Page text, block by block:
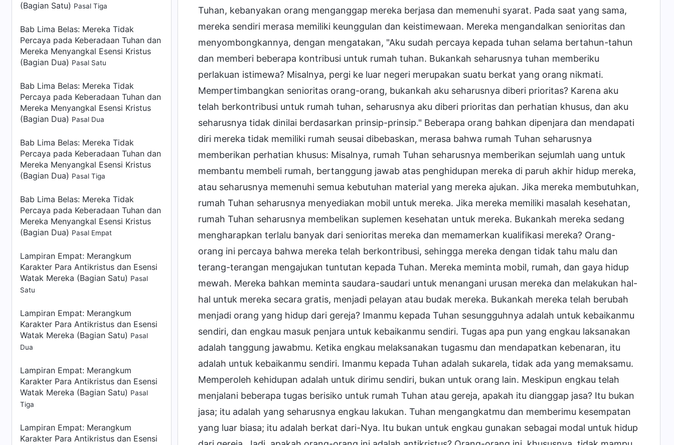
(Bagian Satu) Pasal Tiga
Bab Lima Belas: Mereka Tidak
Percaya pada Keberadaan Tuhan dan
Mereka Menyangkal Esensi Kristus
(Bagian Dua) Pasal Satu
Bab Lima Belas: Mereka Tidak
Percaya pada Keberadaan Tuhan dan
Mereka Menyangkal Esensi Kristus
(Bagian Dua) Pasal Dua
Bab Lima Belas: Mereka Tidak
Percaya pada Keberadaan Tuhan dan
Mereka Menyangkal Esensi Kristus
(Bagian Dua) Pasal Tiga
Bab Lima Belas: Mereka Tidak
Percaya pada Keberadaan Tuhan dan
Mereka Menyangkal Esensi Kristus
(Bagian Dua) Pasal Empat
Lampiran Empat: Merangkum
Karakter Para Antikristus dan Esensi
Watak Mereka (Bagian Satu) Pasal
Satu
Lampiran Empat: Merangkum
Karakter Para Antikristus dan Esensi
Watak Mereka (Bagian Satu) Pasal
Dua
Lampiran Empat: Merangkum
Karakter Para Antikristus dan Esensi
Watak Mereka (Bagian Satu) Pasal
Tiga
Lampiran Empat: Merangkum
Karakter Para Antikristus dan Esensi
Tuhan, kebanyakan orang menganggap mereka berjasa dan memenuhi syarat. Pada saat yang sama,
mereka sendiri merasa memiliki keunggulan dan keistimewaan. Mereka mengandalkan senioritas dan
menyombongkannya, dengan mengatakan, "Aku sudah percaya kepada tuhan selama bertahun-tahun
dan memberi beberapa kontribusi untuk rumah tuhan. Bukankah seharusnya tuhan memberiku
perlakuan istimewa? Misalnya, pergi ke luar negeri merupakan suatu berkat yang orang nikmati.
Mempertimbangkan senioritas orang-orang, bukankah aku seharusnya diberi prioritas? Karena aku
telah berkontribusi untuk rumah tuhan, seharusnya aku diberi prioritas dan perhatian khusus, dan aku
seharusnya tidak dinilai berdasarkan prinsip-prinsip." Beberapa orang bahkan dipenjara dan mendapati
diri mereka tidak memiliki rumah seusai dibebaskan, merasa bahwa rumah Tuhan seharusnya
memberikan perhatian khusus: Misalnya, rumah Tuhan seharusnya memberikan sejumlah uang untuk
membantu membeli rumah, bertanggung jawab atas penghidupan mereka di paruh akhir hidup mereka,
atau seharusnya memenuhi semua kebutuhan material yang mereka ajukan. Jika mereka membutuhkan,
rumah Tuhan seharusnya menyediakan mobil untuk mereka. Jika mereka memiliki masalah kesehatan,
rumah Tuhan seharusnya membelikan suplemen kesehatan untuk mereka. Bukankah mereka sedang
mengharapkan terlalu banyak dari senioritas mereka dan memamerkan kualifikasi mereka? Orang-
orang ini percaya bahwa mereka telah berkontribusi, sehingga mereka dengan tidak tahu malu dan
terang-terangan mengajukan tuntutan kepada Tuhan. Mereka meminta mobil, rumah, dan gaya hidup
mewah. Mereka bahkan meminta saudara-saudari untuk menangani urusan mereka dan melakukan hal-
hal untuk mereka secara gratis, menjadi pelayan atau budak mereka. Bukankah mereka telah berubah
menjadi orang yang hidup dari gereja? Imanmu kepada Tuhan sesungguhnya adalah untuk kebaikanmu
sendiri, dan engkau masuk penjara untuk kebaikanmu sendiri. Tugas apa pun yang engkau laksanakan
adalah tanggung jawabmu. Ketika engkau melaksanakan tugasmu dan mendapatkan kebenaran, itu
adalah untuk kebaikanmu sendiri. Imanmu kepada Tuhan adalah sukarela, tidak ada yang memaksamu.
Memperoleh kehidupan adalah untuk dirimu sendiri, bukan untuk orang lain. Meskipun engkau telah
menjalani beberapa tugas berisiko untuk rumah Tuhan atau gereja, apakah itu dianggap jasa? Itu bukan
jasa; itu adalah yang seharusnya engkau lakukan. Tuhan mengangkatmu dan memberimu kesempatan
yang luar biasa; itu adalah berkat dari-Nya. Itu bukan untuk engkau gunakan sebagai modal untuk hidup